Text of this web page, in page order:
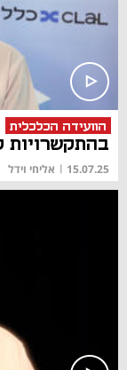
הוועידה הכלכלית
בהתקשרויות
15.07.25
| אליחי וידל